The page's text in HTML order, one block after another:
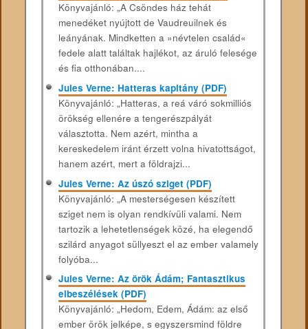
Könyvajánló: „A Csöndes ház tehát
menedéket nyújtott de Vaudreuilnek és
leányának. Mindketten a »névtelen család«
fedele alatt találtak hajlékot, az áruló felesége
és fia otthonában....
Jules Verne: Hatteras kapitány (PDF)
Könyvajánló: „Hatteras, a reá váró sokmilliós
örökség ellenére a tengerészpályát
választotta. Nem azért, mintha a
kereskedelem iránt érzett volna hivatottságot,
hanem azért, mert a földrajzi...
Jules Verne: Az úszó sziget (PDF)
Könyvajánló: „A mesterségesen készített
sziget nem is olyan rendkívüli valami. Nem
tartozik a lehetetlenségek közé, ha elegendő
szilárd anyagot süllyeszt el az ember valamely
folyóba...
Jules Verne: Az örök Ádám; Fantasztikus
elbeszélések (PDF)
Könyvajánló: „Hedom, Edem, Ádám: az első
ember örök jelképe, s egyszersmind földre